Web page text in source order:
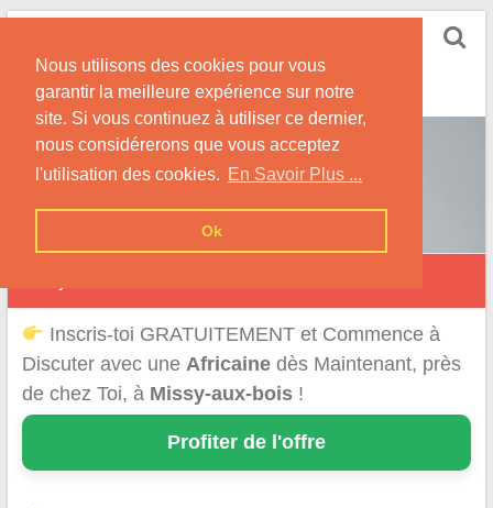
Nous utilisons des cookies pour vous
garantir la meilleure expérience sur notre
site. Si vous continuez à utiliser ce dernier,
nous considérerons que vous acceptez
l'utilisation des cookies. En Savoir Plus ...
Ok
Skip
content
Conseils et Infos pour la Rencontre d'une Belle
Africaine !
Inscris-toi GRATUITEMENT et Commence à
Discuter avec une Africainedès Maintenant, près
de chez Toi, à Missy-aux-bois!
Profiter de l'offre